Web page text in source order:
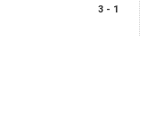
3 - 1